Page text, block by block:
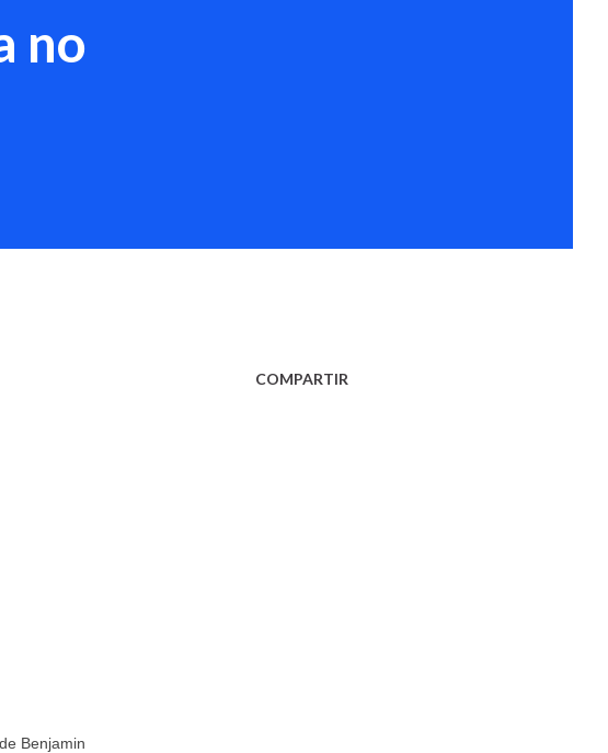
no
Benjamin
COMPARTIR